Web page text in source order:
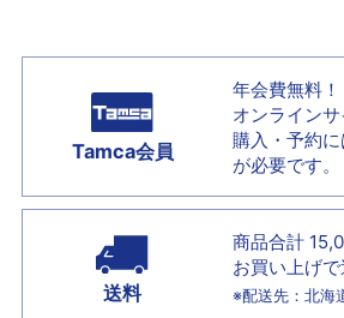
Tamca会員
年会費無料！
オンライン
購入・予約
が必要です。
送料
商品合計
お買い上げで
※配送先：北海